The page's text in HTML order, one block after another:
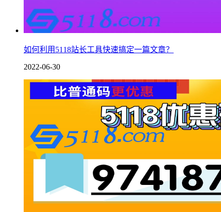
如何利用5118站长工具快速搞定一篇文章？
2022-06-30